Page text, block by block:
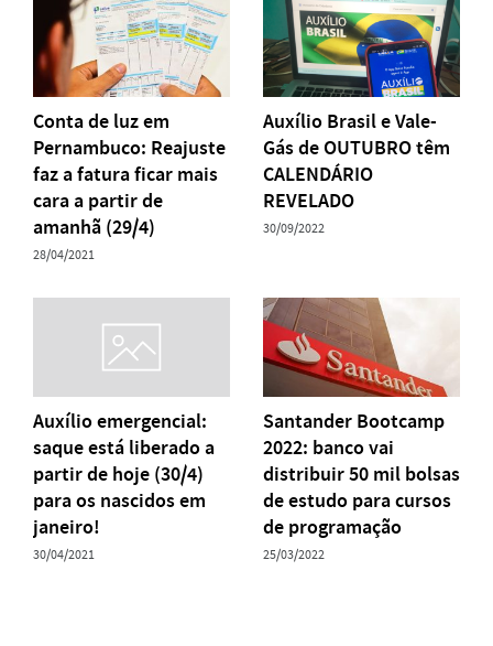
Conta de luz em
Pernambuco: Reajuste
faz a fatura ficar mais
cara a partir de
amanhã (29/4)
28/04/2021
Auxílio Brasil e Vale-
Gás de OUTUBRO têm
CALENDÁRIO
REVELADO
30/09/2022
Auxílio emergencial:
saque está liberado a
partir de hoje (30/4)
para os nascidos em
janeiro!
30/04/2021
Santander Bootcamp
2022: banco vai
distribuir 50 mil bolsas
de estudo para cursos
de programação
25/03/2022